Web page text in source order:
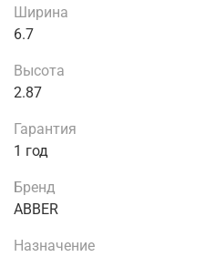
Ширина
6.7
Высота
2.87
Гарантия
1 год
Бренд
ABBER
Назначение